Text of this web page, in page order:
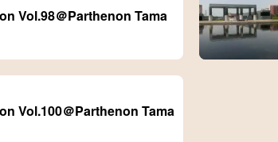
Vol.98＠Parthenon Tama
Vol.100＠Parthenon Tama